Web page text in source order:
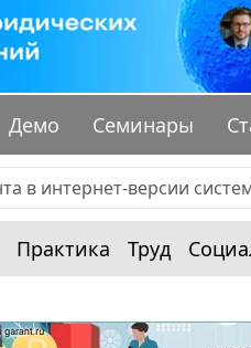
Демо Семинары
Практика Труд